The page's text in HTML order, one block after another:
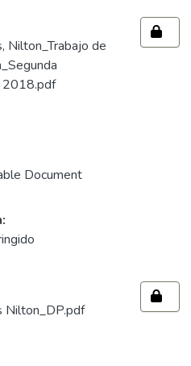
Nilton_Trabajo de
2018.pdf
Document
Nilton_DP.pdf